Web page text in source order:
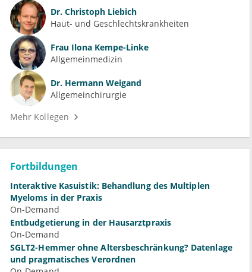
Dr. Christoph Liebich
Haut- und Geschlechtskrankheiten
Frau Ilona Kempe-Linke
Allgemeinmedizin
Dr. Hermann Weigand
Allgemeinchirurgie
Mehr Kollegen
Fortbildungen
Interaktive Kasuistik: Behandlung des Multiplen
Myeloms in der Praxis
On-Demand
Entbudgetierung in der Hausarztpraxis
On-Demand
SGLT2-Hemmer ohne Altersbeschränkung? Datenlage
und pragmatisches Verordnen